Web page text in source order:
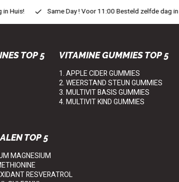
Huis! Same Day ! Voor 11:00 Besteld zelfde dag in
TOP 5
VITAMINE GUMMIES TOP 5
1. APPLE CIDER GUMMIES
2. WEERSTAND STEUN GUMMIES
3. MULTIVIT BASIS GUMMIES
4. MULTIVIT KIND GUMMIES
TOP 5
MAGNESIUM
RESVERATROL